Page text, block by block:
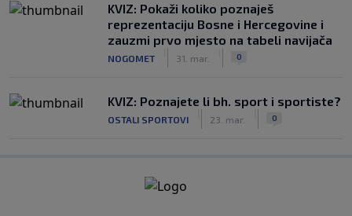
KVIZ: Pokaži koliko poznaješ
reprezentaciju Bosne i Hercegovine i
zauzmi prvo mjesto na tabeli navijača
NOGOMET 31. mar. 0
KVIZ: Poznajete li bh. sport i sportiste?
OSTALI SPORTOVI 23. mar. 0